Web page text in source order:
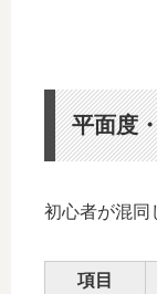
平面度
初心者が混同
項目